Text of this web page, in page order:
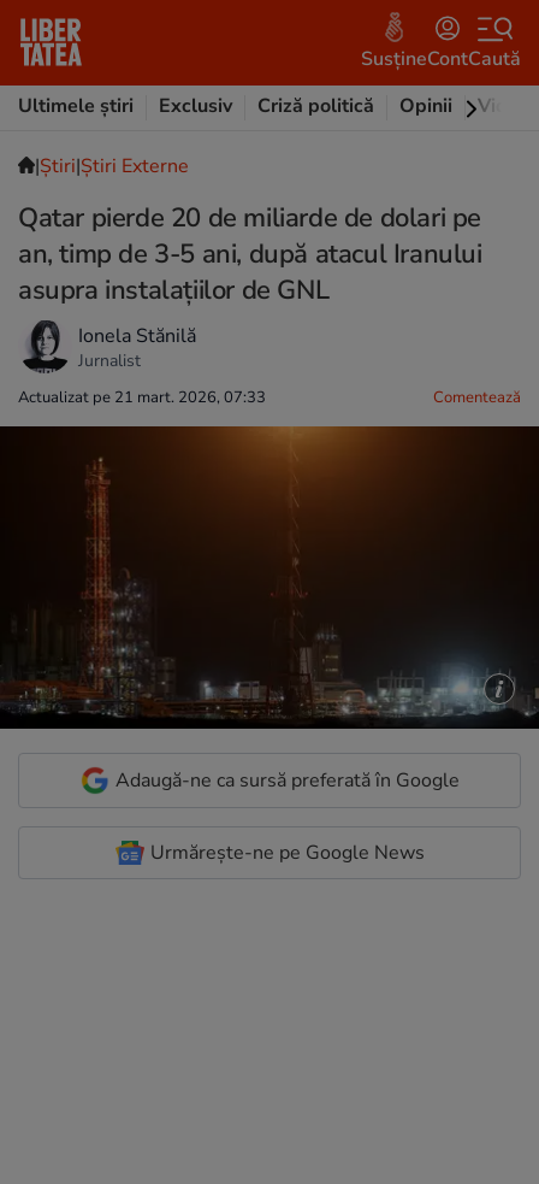
SusțineContCaută
Ultimele știri
Exclusiv Criză politică Opinii Video
|Ştiri|Știri Externe
Qatar pierde 20 de miliarde de dolari pe
an, timp de 3-5 ani, după atacul Iranului
asupra instalațiilor de GNL
Ionela Stănilă
Jurnalist
Actualizat pe 21 mart. 2026, 07:33 Comentează
Adaugă-ne ca sursă preferată în Google
Urmărește-ne pe Google News